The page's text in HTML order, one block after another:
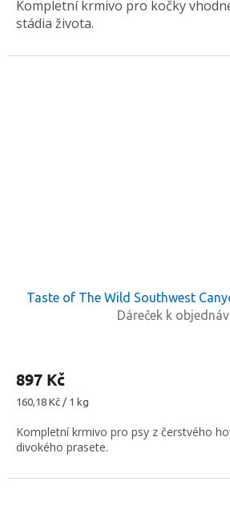
Kompletní krmivo pro kočky
stádia života.
Taste of The Wild Southwest
Dáreček k
897 Kč
Měrná
160,18 Kč / 1 kg
Kompletní krmivo pro psy z čerstvého
divokého prasete.